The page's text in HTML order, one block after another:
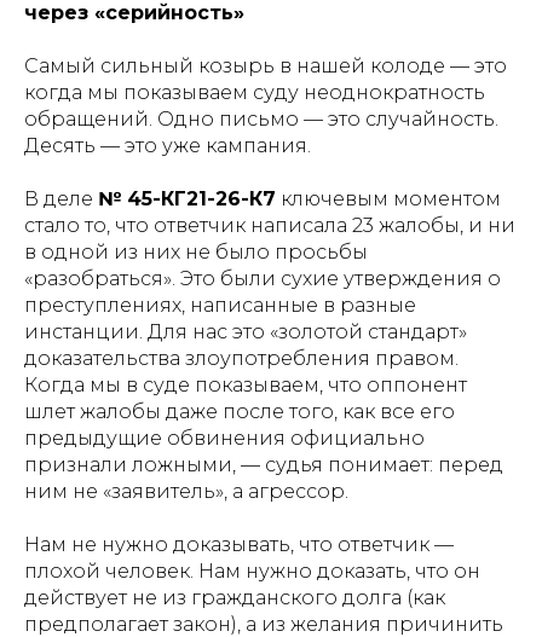
через «серийность»
Самый сильный козырь в нашей колоде — это
когда мы показываем суду неоднократность
обращений. Одно письмо — это случайность.
Десять — это уже кампания.
В деле № 45-КГ21-26-К7 ключевым моментом
стало то, что ответчик написала 23 жалобы, и ни
в одной из них не было просьбы
«разобраться». Это были сухие утверждения о
преступлениях, написанные в разные
инстанции. Для нас это «золотой стандарт»
доказательства злоупотребления правом.
Когда мы в суде показываем, что оппонент
шлет жалобы даже после того, как все его
предыдущие обвинения официально
признали ложными, — судья понимает: перед
ним не «заявитель», а агрессор.
Нам не нужно доказывать, что ответчик —
плохой человек. Нам нужно доказать, что он
действует не из гражданского долга (как
предполагает закон), а из желания причинить